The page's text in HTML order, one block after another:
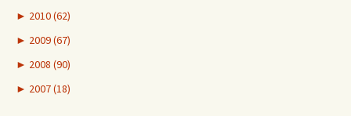
► 2010 (62)
► 2009 (67)
► 2008 (90)
► 2007 (18)